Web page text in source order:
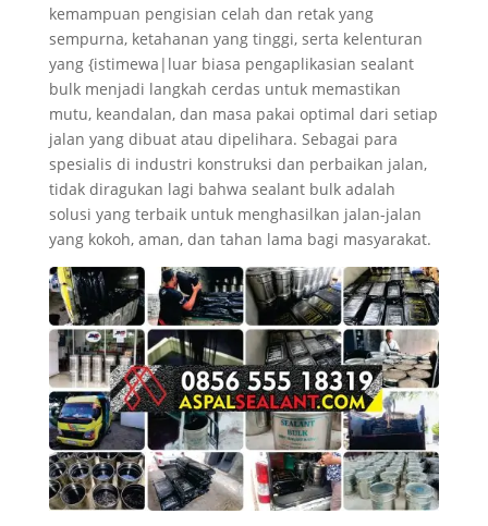
kemampuan pengisian celah dan retak yang
sempurna, ketahanan yang tinggi, serta kelenturan
yang {istimewa|luar biasa pengaplikasian sealant
bulk menjadi langkah cerdas untuk memastikan
mutu, keandalan, dan masa pakai optimal dari setiap
jalan yang dibuat atau dipelihara. Sebagai para
spesialis di industri konstruksi dan perbaikan jalan,
tidak diragukan lagi bahwa sealant bulk adalah
solusi yang terbaik untuk menghasilkan jalan-jalan
yang kokoh, aman, dan tahan lama bagi masyarakat.